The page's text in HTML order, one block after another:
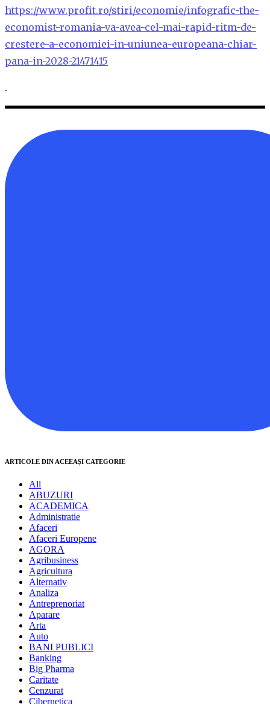
https://www.profit.ro/stiri/economie/infografic-the-
economist-romania-va-avea-cel-mai-rapid-ritm-de-
crestere-a-economiei-in-uniunea-europeana-chiar-
pana-in-2028-21471415
.
ARTICOLE DIN ACEEAȘI CATEGORIE
All
ABUZURI
ACADEMICA
Administratie
Afaceri
Afaceri Europene
AGORA
Agribusiness
Agricultura
Alternativ
Analiza
Antreprenoriat
Aparare
Arta
Auto
BANI PUBLICI
Banking
Big Pharma
Caritate
Cenzurat
Cibernetica